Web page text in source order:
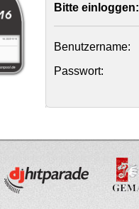
Bitte einloggen:
Benutzername:
Passwort: